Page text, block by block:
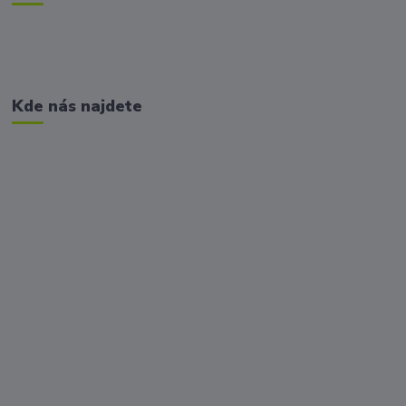
Kde nás najdete